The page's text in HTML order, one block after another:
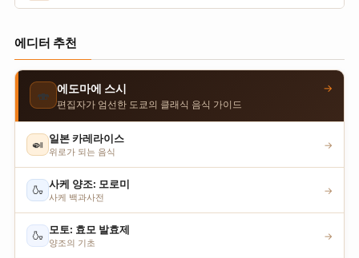
에디터 추천
🍣 에도마에 스시
편집자가 엄선한 도쿄의 클래식 음식 가이드
→
🍛 일본 카레라이스
위로가 되는 음식
→
🍶 사케 양조: 모로미
사케 백과사전
→
🍶 모토: 효모 발효제
양조의 기초
→